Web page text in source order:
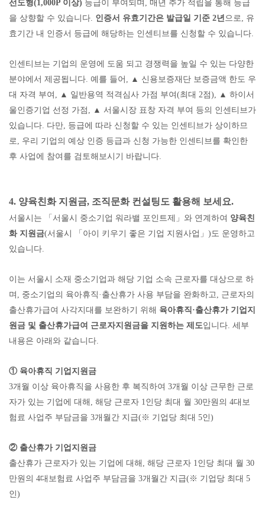
선도형(1,000P 이상) 등급이 부여되며 , 매년 추가 적립을 통해 등급
을 상향할 수 있습니다. 인증서 유효기간은 발급일 기준 2년으로, 유
효기간 내 인증서 등급에 해당하는 인센티브를 신청할 수 있습니다.
인센티브는 기업의 운영에 도움 되고 경쟁력을 높일 수 있는 다양한
분야에서 제공됩니다. 예를 들어 , ▲ 신용보증재단 보증금액 한도 우
대 자격 부여 , ▲ 일반용역 적격심사 가점 부여 (최대 2점), ▲ 하이서
울인증기업 선정 가점 , ▲ 서울시장 표창 자격 부여 등의 인센티브가
있습니다. 다만, 등급에 따라 신청할 수 있는 인센티브가 상이하므
로, 우리 기업의 예상 인증 등급과 신청 가능한 인센티브를 확인한
후 사업에 참여를 검토해보시기 바랍니다.
4. 양육친화 지원금, 조직문화 컨설팅도 활용해 보세요.
서울시는 「 서울시 중소기업 워라밸 포인트제 」 와 연계하여 양육친
화 지원금(서울시 「 아이 키우기 좋은 기업 지원사업 」 )도 운영하고
있습니다.
이는 서울시 소재 중소기업과 해당 기업 소속 근로자를 대상으로 하
며 , 중소기업의 육아휴직 · 출산휴가 사용 부담을 완화하고, 근로자의
출산휴가급여 사각지대를 보완하기 위해 육아휴직 ·출산휴가 기업지
원금 및 출산휴가급여 근로자지원금을 지원하는 제도입니다. 세부
내용은 아래와 같습니다.
① 육아휴직 기업지원금
3개월 이상 육아휴직을 사용한 후 복직하여 3개월 이상 근무한 근로
자가 있는 기업에 대해 , 해당 근로자 1인당 최대 월 30만원의 4대보
험료 사업주 부담금을 3개월간 지급( ※ 기업당 최대 5인)
② 출산휴가 기업지원금
출산휴가 근로자가 있는 기업에 대해 , 해당 근로자 1인당 최대 월 30
만원의 4대보험료 사업주 부담금을 3개월간 지급( ※ 기업당 최대 5
인)